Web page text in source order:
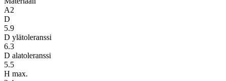
A2
D
5.9
D ylätoleranssi
6.3
D alatoleranssi
5.5
H max.